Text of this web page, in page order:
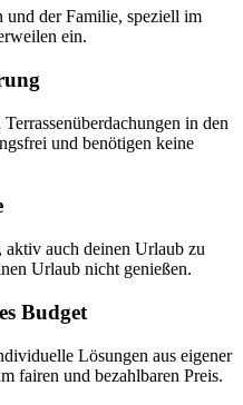
und der Familie, speziell im
ein.
in den
und benötigen keine
auch deinen Urlaub zu
Urlaub nicht genießen.
Budget
Lösungen aus eigener
fairen und bezahlbaren Preis.